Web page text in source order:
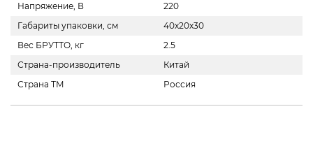
Напряжение, В
220
Габариты упаковки, см
40х20х30
Вес БРУТТО, кг
2.5
Страна-производитель
Китай
Страна ТМ
Россия